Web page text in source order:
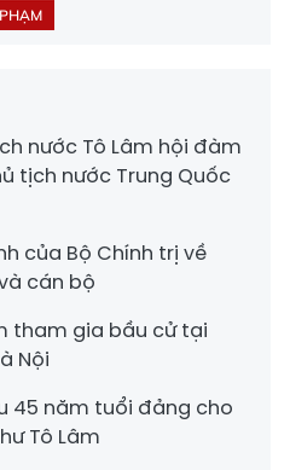
nước Tô Lâm hội đàm
tịch nước Trung Quốc
của Bộ Chính trị về
cán bộ
tham gia bầu cử tại
Nội
45 năm tuổi đảng cho
Tô Lâm